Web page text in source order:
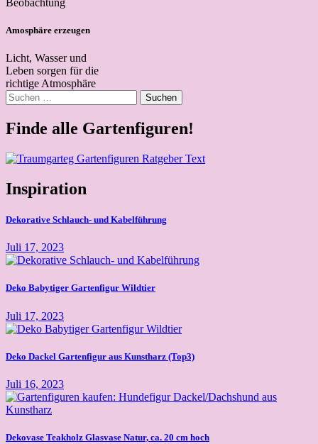
Amosphäre erzeugen
Licht, Wasser und
Leben sorgen für die
richtige Atmosphäre
Suchen
nach:
Finde alle Gartenfiguren!
Inspiration
Dekorative Schlauch- und Kabelführung
Juli 17, 2023
Deko Babytiger Gartenfigur Wildtier
Juli 17, 2023
Deko Dackel Gartenfigur aus Kunstharz (Top3)
Juli 16, 2023
Dekovase Teakholz Glasvase Natur, ca. 20 cm hoch